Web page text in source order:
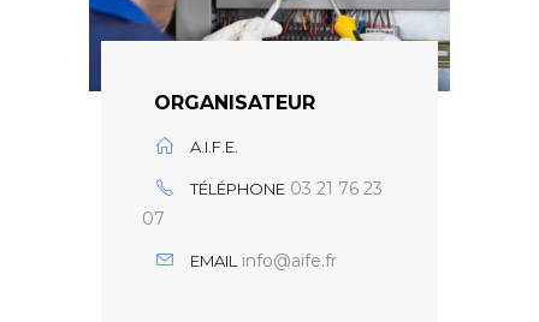
ORGANISATEUR
A.I.F.E.
TÉLÉPHONE 03 21 76 23
07
EMAIL info@aife.fr